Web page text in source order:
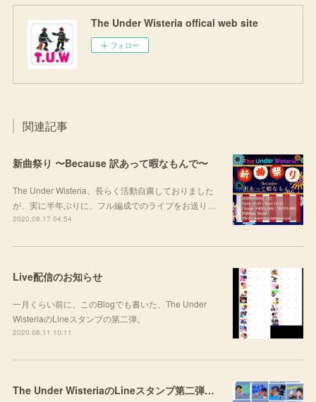
The Under Wisteria offical web site
フォロー
関連記事
新曲祭り 〜Because 訳あって暇なもんで〜
The Under Wisteria、長らく活動自粛しておりました
が、実に半年ぶりに、フル編成でのライブをお送り…
2020.08.17 04:54
Live配信のお知らせ
一月くらい前に、このBlogでも書いた、The Under
WisteriaのLineスタンプの第二弾。
2020.06.11 10:11
The Under WisteriaのLineスタンプ第二弾！！